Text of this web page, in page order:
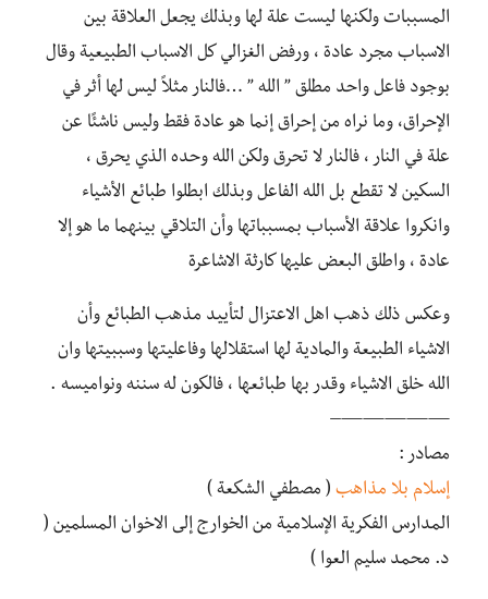
المسببات ولكنها ليست علة لها وبذلك يجعل العلاقة بين
الاسباب مجرد عادة ، ورفض الغزالي كل الاسباب الطبيعية وقال
بوجود فاعل واحد مطلق ” الله ” …فالنار مثلاً ليس لها أثر في
الإحراق، وما نراه من إحراق إنما هو عادة فقط وليس ناشئًا عن
علة في النار ، فالنار لا تحرق ولكن الله وحده الذي يحرق ،
السكين لا تقطع بل الله الفاعل وبذلك ابطلوا طبائع الأشياء
وانكروا علاقة الأسباب بمسبباتها وأن التلاقي بينهما ما هو إلا
عادة ، واطلق البعض عليها كارثة الاشاعرة
وعكس ذلك ذهب اهل الاعتزال لتأييد مذهب الطبائع وأن
الاشياء الطبيعة والمادية لها استقلالها وفاعليتها وسببيتها وان
الله خلق الاشياء وقدر بها طبائعها ، فالكون له سننه ونواميسه .
—————–
مصادر :
إسلام بلا مذاهب ( مصطفي الشكعة )
المدارس الفكرية الإسلامية من الخوارج إلى الاخوان المسلمين (
د. محمد سليم العوا )